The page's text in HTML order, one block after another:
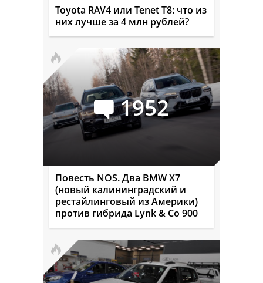
Toyota RAV4 или Tenet T8: что из
них лучше за 4 млн рублей?
1952
Повесть NOS. Два BMW X7
(новый калининградский и
рестайлинговый из Америки)
против гибрида Lynk & Co 900